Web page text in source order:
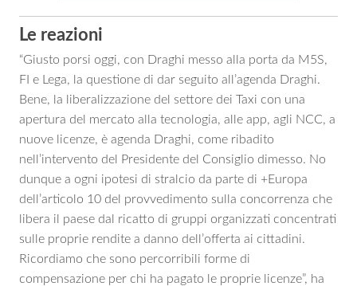
Le reazioni
“Giusto porsi oggi, con Draghi messo alla porta da M5S,
FI e Lega, la questione di dar seguito all’agenda Draghi.
Bene, la liberalizzazione del settore dei Taxi con una
apertura del mercato alla tecnologia, alle app, agli NCC, a
nuove licenze, è agenda Draghi, come ribadito
nell’intervento del Presidente del Consiglio dimesso. No
dunque a ogni ipotesi di stralcio da parte di +Europa
dell’articolo 10 del provvedimento sulla concorrenza che
libera il paese dal ricatto di gruppi organizzati concentrati
sulle proprie rendite a danno dell’offerta ai cittadini.
Ricordiamo che sono percorribili forme di
compensazione per chi ha pagato le proprie licenze”, ha